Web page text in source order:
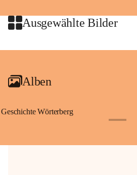
🔏 Zum Schutz unseres Gemeindearchivs
Erinnerungen, die dazu beitragen, die
Ausgewählte Bilder
Alben
Geschichte Wörterberg